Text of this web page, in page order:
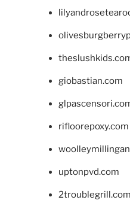
giobastian.com
rifloorepoxy.com
uptonpvd.com
2troublegrill.com